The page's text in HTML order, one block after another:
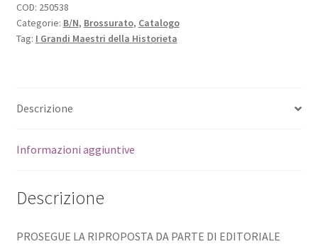
COD: 250538
Categorie: B/N, Brossurato, Catalogo
Tag: I Grandi Maestri della Historieta
Descrizione
Informazioni aggiuntive
Descrizione
PROSEGUE LA RIPROPOSTA DA PARTE DI EDITORIALE